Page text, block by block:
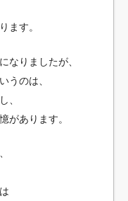
ます。
なりましたが、
うのは、
、
があります。